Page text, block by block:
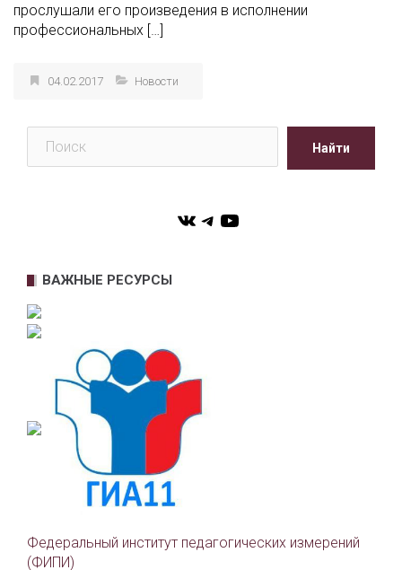
прослушали его произведения в исполнении
профессиональных […]
04.02.2017 Новости
Найти
VKTelegram
YouTube
ВАЖНЫЕ РЕСУРСЫ
Федеральный институт педагогических измерений
(ФИПИ)